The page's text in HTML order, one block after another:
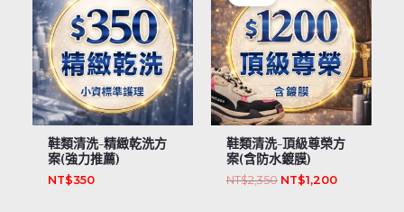
鞋類清洗-精緻乾洗方
案(強力推薦)
NT$350
鞋類清洗-頂級尊榮方
案(含防水鍍膜)
NT$2,350
格：
NT$2,350。
NT$1,200
格：
NT$1,200。